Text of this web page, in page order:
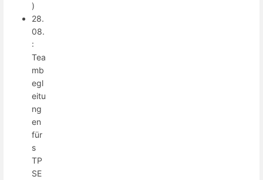
)
28.
08.
:
Tea
mb
egl
eitu
ng
en
für
s
TP
SE